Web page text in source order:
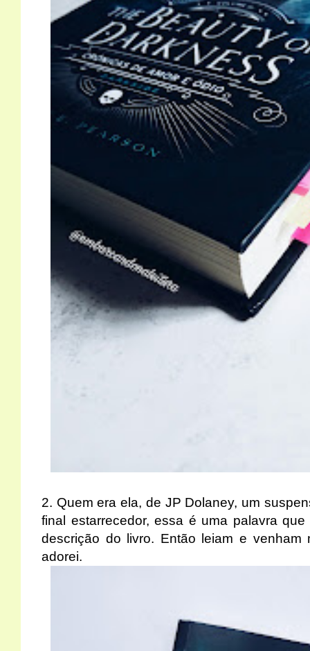
2. Quem era ela, de JP Dolaney, um
final estarrecedor, essa é uma palavra
descrição do livro. Então leiam e
adorei.